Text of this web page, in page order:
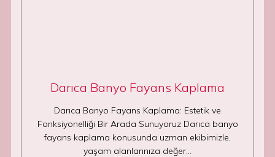
Darıca Banyo Fayans Kaplama
Darıca Banyo Fayans Kaplama: Estetik ve
Fonksiyonelliği Bir Arada Sunuyoruz Darıca banyo
fayans kaplama konusunda uzman ekibimizle,
yaşam alanlarınıza değer…